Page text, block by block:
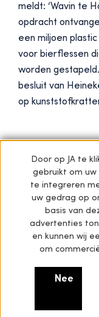
meldt: ‘Wavin te
opdracht
een miljoen
voor bierflessen
worden
besluit van
op
Volgende
Bull’s eye in ‘t
Door op JA te
gebruikt om
te integreren
uw gedrag op
basis van
advertenties
en kunnen wij
om
Nee